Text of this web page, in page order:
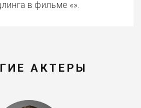
в фильме «».
АКТЕРЫ